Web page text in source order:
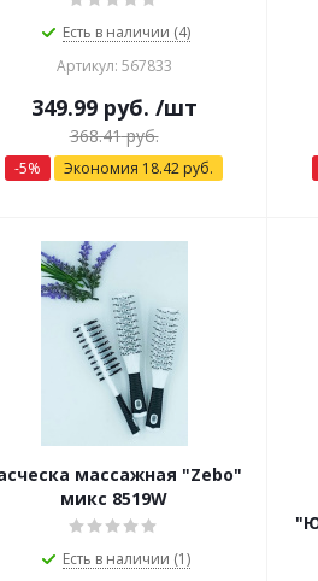
Есть в наличии (4)
Артикул: 567833
349.99руб. /шт
368.41руб.
-5% Экономия 18.42 руб.
массажная "Zebo"
микс 8519W
Есть в наличии (1)